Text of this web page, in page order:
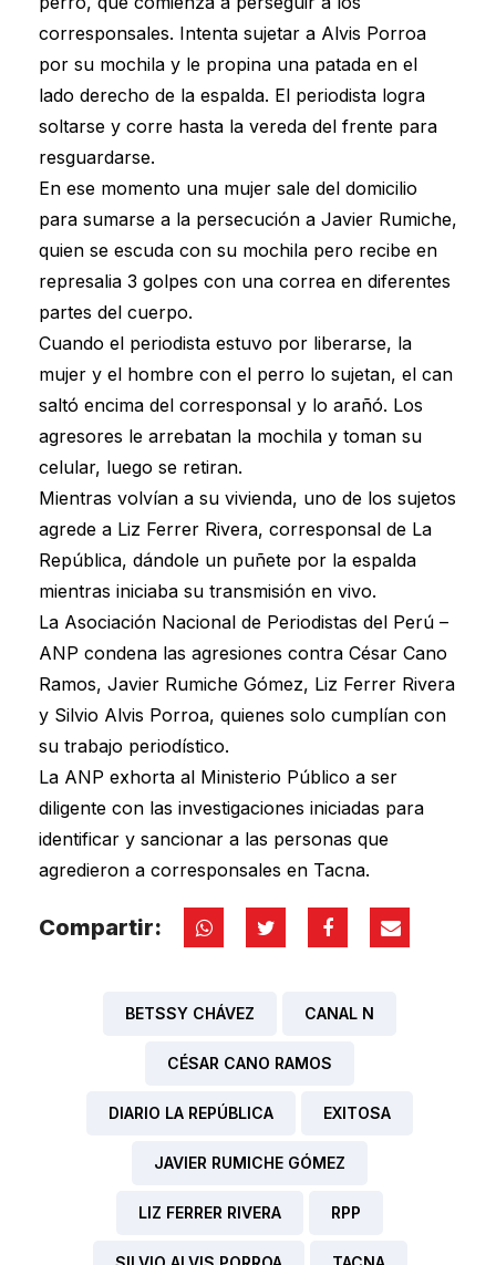
corresponsales. Intenta sujetar a Alvis Porroa
por su mochila y le propina una patada en el
lado derecho de la espalda. El periodista logra
soltarse y corre hasta la vereda del frente para
resguardarse.
En ese momento una mujer sale del domicilio
para sumarse a la persecución a Javier Rumiche,
quien se escuda con su mochila pero recibe en
represalia 3 golpes con una correa en diferentes
partes del cuerpo.
Cuando el periodista estuvo por liberarse, la
mujer y el hombre con el perro lo sujetan, el can
saltó encima del corresponsal y lo arañó. Los
agresores le arrebatan la mochila y toman su
celular, luego se retiran.
Mientras volvían a su vivienda, uno de los sujetos
agrede a Liz Ferrer Rivera, corresponsal de La
República, dándole un puñete por la espalda
mientras iniciaba su transmisión en vivo.
La Asociación Nacional de Periodistas del Perú –
ANP condena las agresiones contra César Cano
Ramos, Javier Rumiche Gómez, Liz Ferrer Rivera
y Silvio Alvis Porroa, quienes solo cumplían con
su trabajo periodístico.
La ANP exhorta al Ministerio Público a ser
diligente con las investigaciones iniciadas para
identificar y sancionar a las personas que
agredieron a corresponsales en Tacna.
Compartir:
BETSSY CHÁVEZ CANAL N
CÉSAR CANO RAMOS
DIARIO LA REPÚBLICA EXITOSA
JAVIER RUMICHE GÓMEZ
LIZ FERRER RIVERA RPP